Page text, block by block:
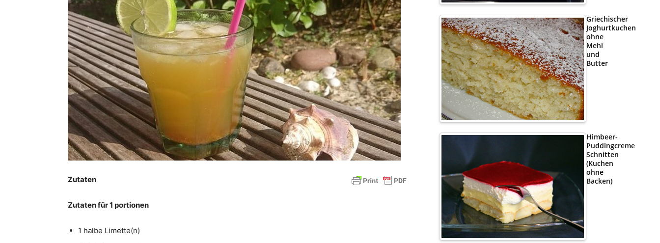
Zutaten
Zutaten für 1 portionen
1 halbe Limette(n)
Griechischer
Joghurtkuchen
ohne
Mehl
und
Butter
Himbeer-
Puddingcreme
Schnitten
(Kuchen
ohne
Backen)